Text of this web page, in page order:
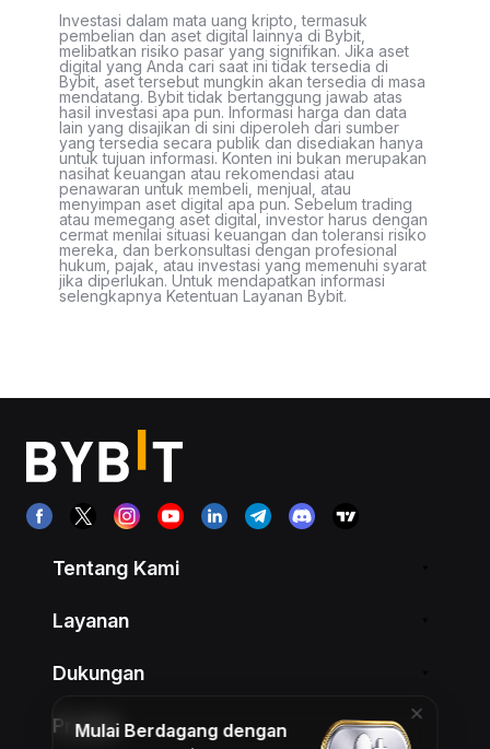
Investasi dalam mata uang kripto, termasuk
pembelian dan aset digital lainnya di Bybit,
melibatkan risiko pasar yang signifikan. Jika aset
digital yang Anda cari saat ini tidak tersedia di
Bybit, aset tersebut mungkin akan tersedia di masa
mendatang. Bybit tidak bertanggung jawab atas
hasil investasi apa pun. Informasi harga dan data
lain yang disajikan di sini diperoleh dari sumber
yang tersedia secara publik dan disediakan hanya
untuk tujuan informasi. Konten ini bukan merupakan
nasihat keuangan atau rekomendasi atau
penawaran untuk membeli, menjual, atau
menyimpan aset digital apa pun. Sebelum trading
atau memegang aset digital, investor harus dengan
cermat menilai situasi keuangan dan toleransi risiko
mereka, dan berkonsultasi dengan profesional
hukum, pajak, atau investasi yang memenuhi syarat
jika diperlukan. Untuk mendapatkan informasi
selengkapnya Ketentuan Layanan Bybit.
Tentang Kami
Layanan
Dukungan
Produk
Mulai Berdagang dengan